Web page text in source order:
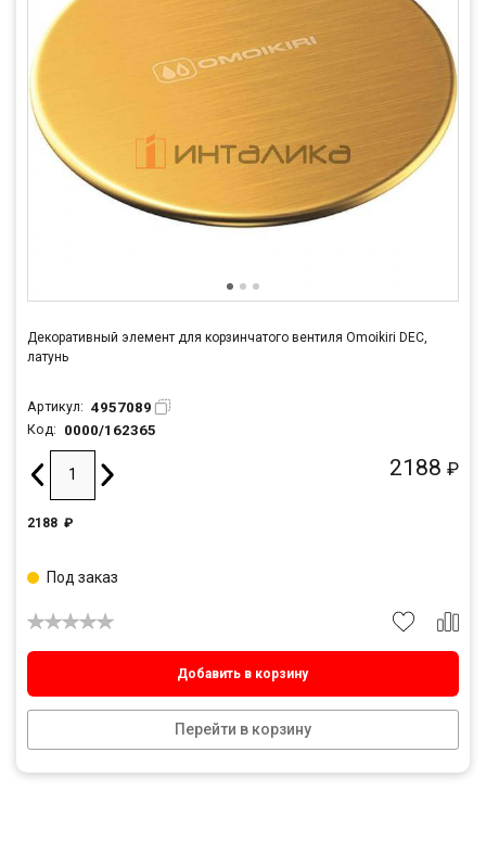
Декоративный элемент для корзинчатого вентиля Omoikiri DEC,
латунь
Артикул: 4957089
Код: 0000/162365
2188 ₽
2188 ₽
Добавить в корзину
Перейти в корзину
Под заказ